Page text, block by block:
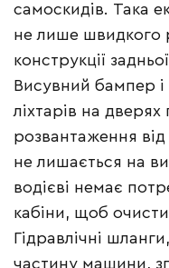
самоскидів. Така
не лише швидкого
конструкції
Висувний бампер
ліхтарів на
розвантаження
не лишається на
водієві немає
кабіни, щоб
Гідравлічні
частину машини,